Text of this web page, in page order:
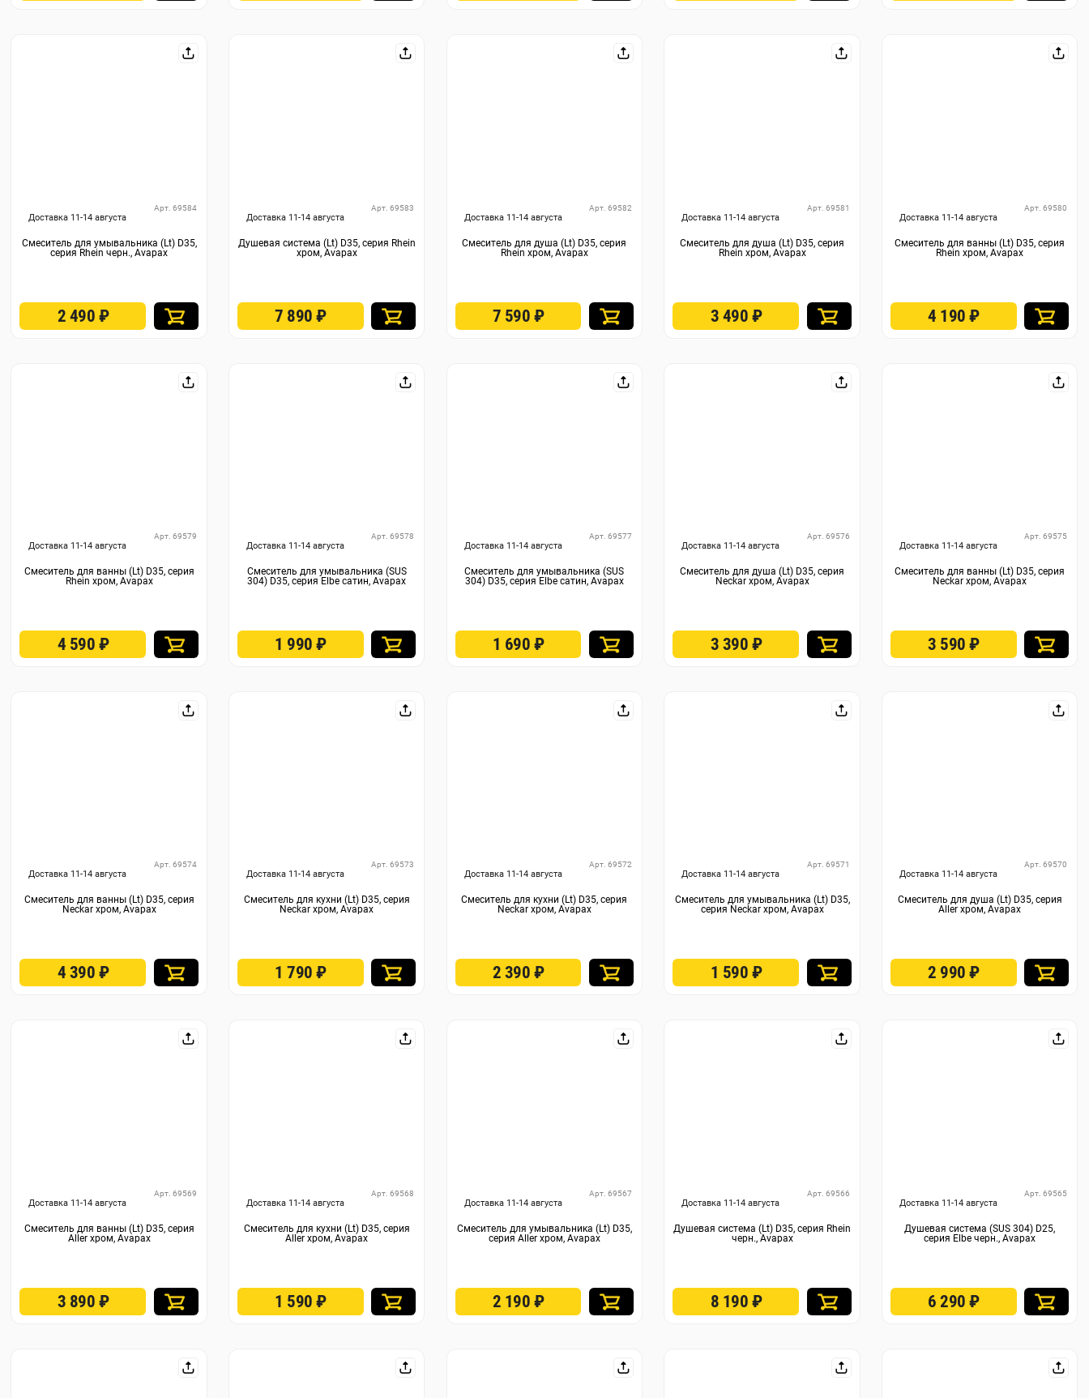
Доставка 11-14 августа
Арт. 69584
Смеситель для умывальника (Lt) D35,
серия Rhein черн., Avapax
2 490 ₽
Доставка 11-14 августа
Арт. 69583
Душевая система (Lt) D35, серия Rhein
хром, Avapax
7 890₽
Доставка 11-14 августа
Арт. 69582
Смеситель для душа (Lt) D35, серия
Rhein хром, Avapax
7 590 ₽
Доставка 11-14 августа
Арт. 69581
Смеситель для душа (Lt) D35, серия
Rhein хром, Avapax
3 490 ₽
Доставка 11-14 августа
Арт. 69580
Смеситель для ванны (Lt) D35, серия
Rhein хром, Avapax
4 190₽
Доставка 11-14 августа
Арт. 69579
Смеситель для ванны (Lt) D35, серия
Rhein хром, Avapax
4 590 ₽
Доставка 11-14 августа
Арт. 69578
Смеситель для умывальника (SUS
304) D35, серия Elbe сатин, Avapax
1 990₽
Доставка 11-14 августа
Арт. 69577
Смеситель для умывальника (SUS
304) D35, серия Elbe сатин, Avapax
1 690 ₽
Доставка 11-14 августа
Арт. 69576
Смеситель для душа (Lt) D35, серия
Neckar хром, Avapax
3 390 ₽
Доставка 11-14 августа
Арт. 69575
Смеситель для ванны (Lt) D35, серия
Neckar хром, Avapax
3 590₽
Доставка 11-14 августа
Арт. 69574
Смеситель для ванны (Lt) D35, серия
Neckar хром, Avapax
4 390 ₽
Доставка 11-14 августа
Арт. 69573
Смеситель для кухни (Lt) D35, серия
Neckar хром, Avapax
1 790₽
Доставка 11-14 августа
Арт. 69572
Смеситель для кухни (Lt) D35, серия
Neckar хром, Avapax
2 390 ₽
Доставка 11-14 августа
Арт. 69571
Смеситель для умывальника (Lt) D35,
серия Neckar хром, Avapax
1 590 ₽
Доставка 11-14 августа
Арт. 69570
Смеситель для душа (Lt) D35, серия
Aller хром, Avapax
2 990₽
Доставка 11-14 августа
Арт. 69569
Смеситель для ванны (Lt) D35, серия
Aller хром, Avapax
3 890 ₽
Доставка 11-14 августа
Арт. 69568
Смеситель для кухни (Lt) D35, серия
Aller хром, Avapax
1 590₽
Доставка 11-14 августа
Арт. 69567
Смеситель для умывальника (Lt) D35,
серия Aller хром, Avapax
2 190 ₽
Доставка 11-14 августа
Арт. 69566
Душевая система (Lt) D35, серия Rhein
черн., Avapax
8 190 ₽
Доставка 11-14 августа
Арт. 69565
Душевая система (SUS 304) D25,
серия Elbe черн., Avapax
6 290₽